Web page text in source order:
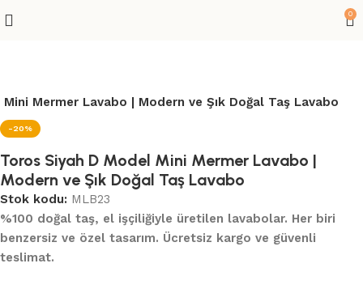
0
Mermer Lavabo | Modern ve Şık Doğal Taş Lavabo
-20%
Toros Siyah D Model Mini Mermer Lavabo |
Modern ve Şık Doğal Taş Lavabo
Stok kodu: MLB23
%100 doğal taş, el işçiliğiyle üretilen lavabolar. Her biri
benzersiz ve özel tasarım. Ücretsiz kargo ve güvenli
teslimat.